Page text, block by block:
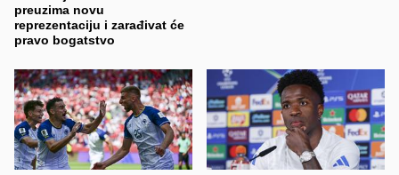
preuzima novu
reprezentaciju i zarađivat će
pravo bogatstvo